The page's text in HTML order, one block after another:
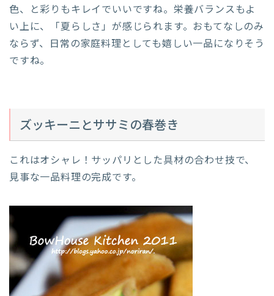
色、と彩りもキレイでいいですね。栄養バランスもよ
い上に、「夏らしさ」が感じられます。おもてなしのみ
ならず、日常の家庭料理としても嬉しい一品になりそう
ですね。
ズッキーニとササミの春巻き
これはオシャレ！サッパリとした具材の合わせ技で、
見事な一品料理の完成です。